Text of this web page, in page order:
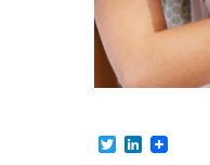
TwitterLinkedIn